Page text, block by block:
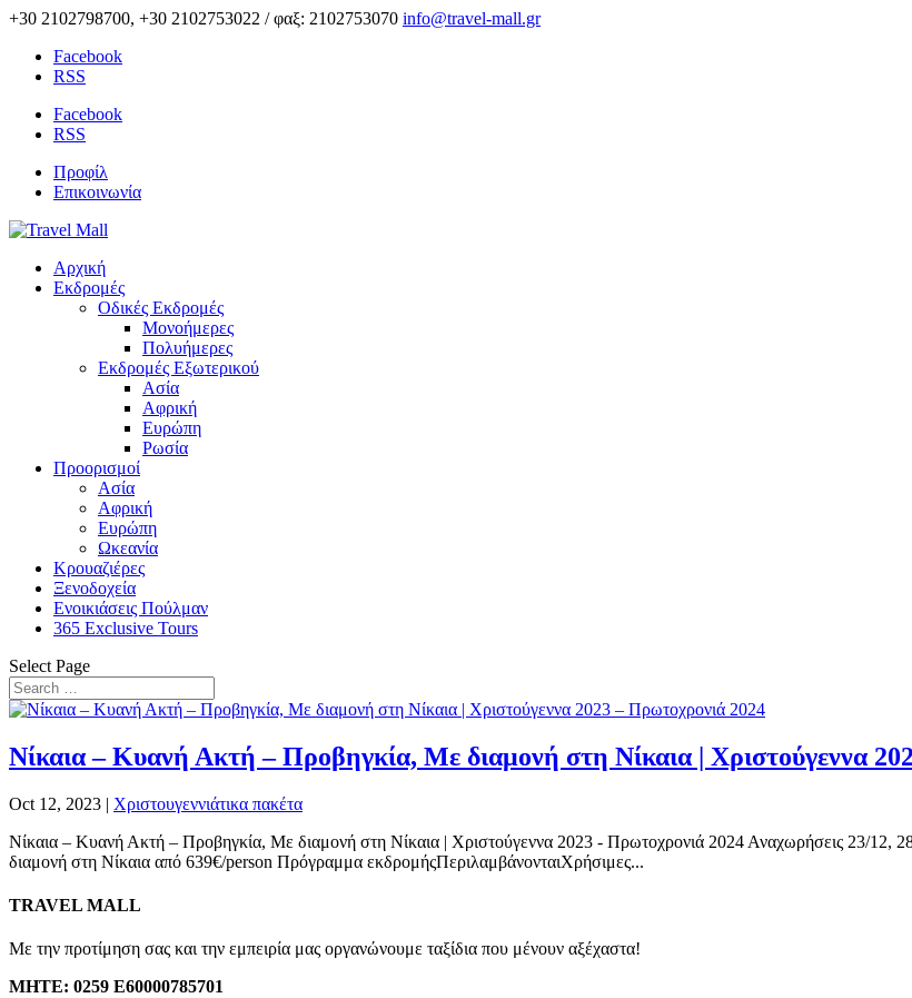
+30 2102798700, +30 2102753022 / φαξ: 2102753070 info@travel-mall.gr
Facebook
RSS
Facebook
RSS
Προφίλ
Επικοινωνία
Αρχική
Εκδρομές
Οδικές Εκδρομές
Μονοήμερες
Πολυήμερες
Εκδρομές Εξωτερικού
Ασία
Αφρική
Ευρώπη
Ρωσία
Προορισμοί
Ασία
Αφρική
Ευρώπη
Ωκεανία
Κρουαζιέρες
Ξενοδοχεία
Ενοικιάσεις Πούλμαν
365 Exclusive Tours
Select Page
Νίκαια – Κυανή Ακτή – Προβηγκία, Με διαμονή στη Νίκαια | Χριστούγεννα
Oct 12, 2023 | Χριστουγεννιάτικα πακέτα
Νίκαια – Κυανή Ακτή – Προβηγκία, Με διαμονή στη Νίκαια | Χριστούγεννα 2023 - Πρωτοχρονιά 2024 Αναχωρήσεις 23/
διαμονή στη Νίκαια από 639€/person Πρόγραμμα εκδρομήςΠεριλαμβάνονταιΧρήσιμες...
TRAVEL MALL
Με την προτίμηση σας και την εμπειρία μας οργανώνουμε ταξίδια που μένουν αξέχαστα!
ΜΗΤΕ: 0259 E60000785701